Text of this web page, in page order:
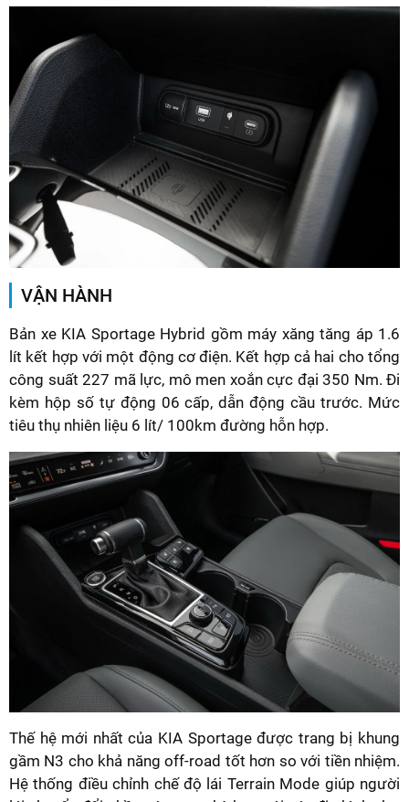
VẬN HÀNH
Bản xe KIA Sportage Hybrid gồm máy xăng tăng áp 1.6
lít kết hợp với một động cơ điện. Kết hợp cả hai cho tổng
công suất 227 mã lực, mô men xoắn cực đại 350 Nm. Đi
kèm hộp số tự động 06 cấp, dẫn động cầu trước. Mức
tiêu thụ nhiên liệu 6 lít/ 100km đường hỗn hợp.
Thế hệ mới nhất của KIA Sportage được trang bị khung
gầm N3 cho khả năng off-road tốt hơn so với tiền nhiệm.
Hệ thống điều chỉnh chế độ lái Terrain Mode giúp người